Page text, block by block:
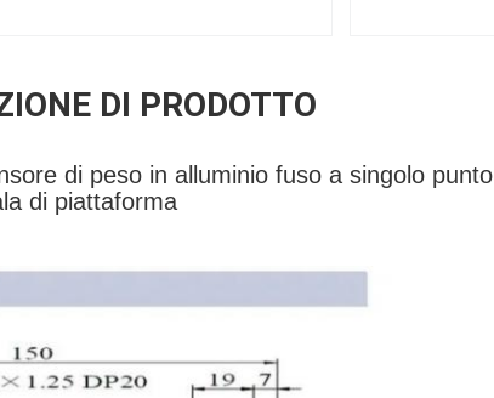
DI PRODOTTO
di peso in alluminio fuso a singolo punto
di piattaforma